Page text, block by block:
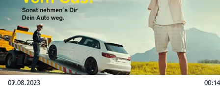
09.08.2023 00:14